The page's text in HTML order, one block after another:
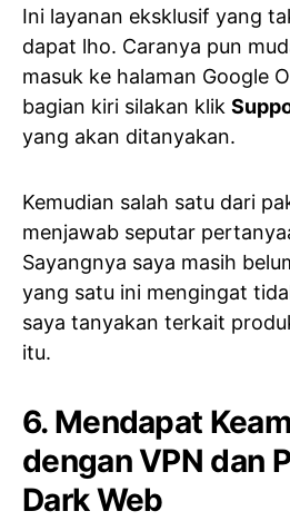
Ini layanan eksklusif yang
dapat lho. Caranya pun
masuk ke halaman Google
bagian kiri silakan klik
yang akan ditanyakan.
Kemudian salah satu dari
menjawab seputar
Sayangnya saya masih
yang satu ini mengingat
saya tanyakan terkait
itu.
6. Mendapat
dengan VPN dan
Dark Web